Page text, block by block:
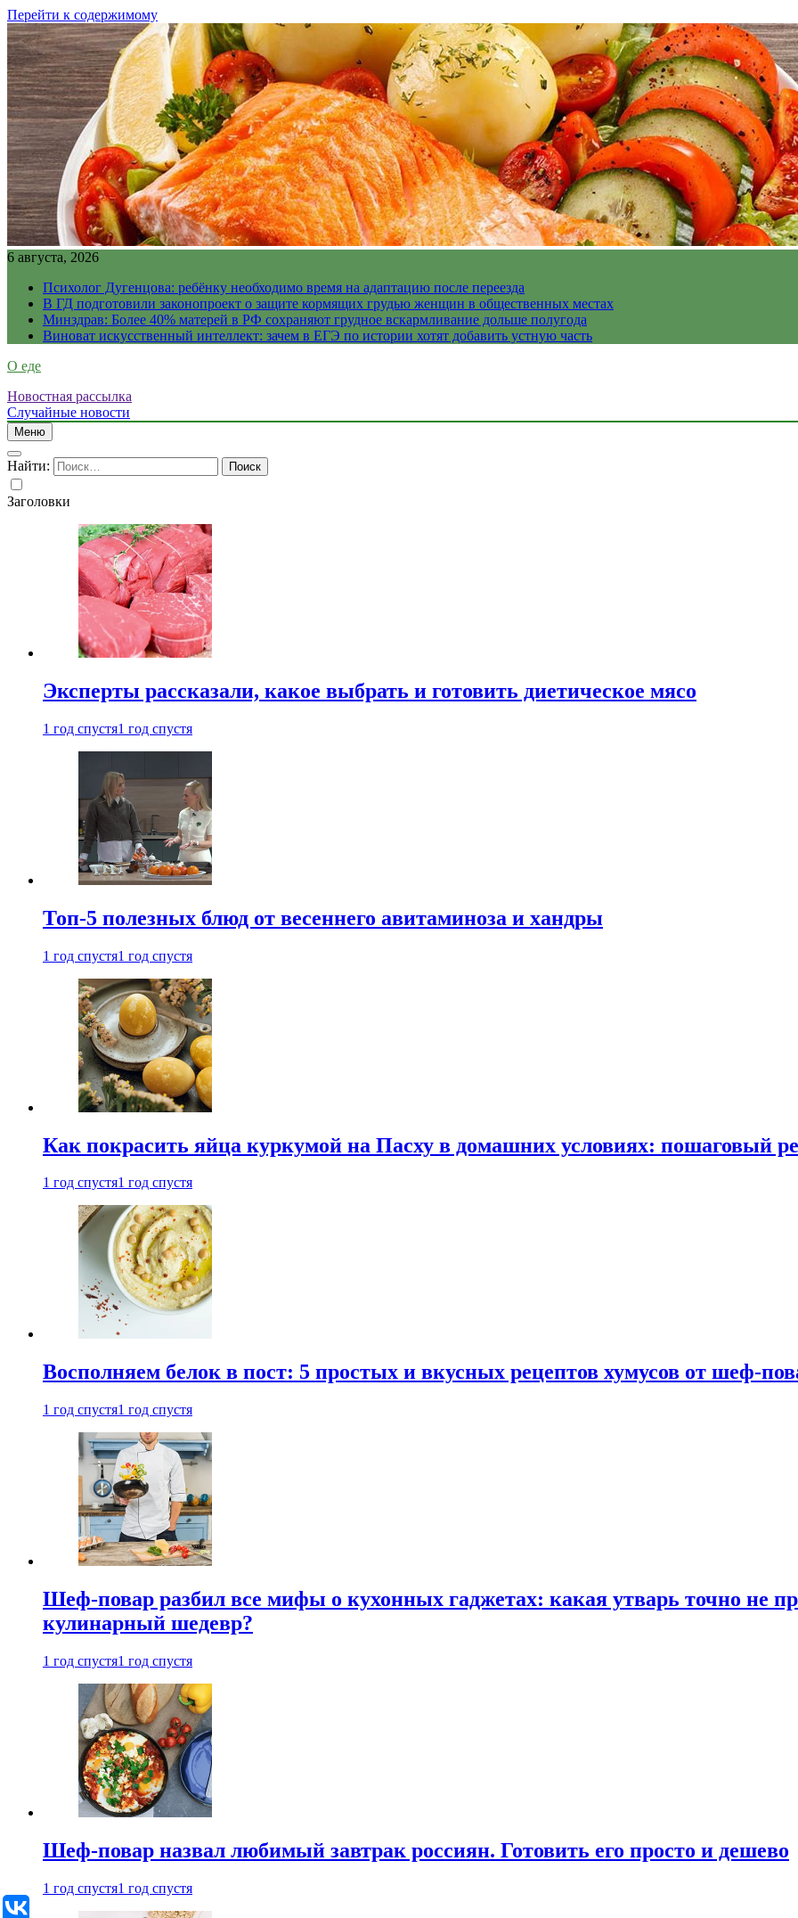
Перейти к содержимому
6 августа, 2026
Психолог Дугенцова: ребёнку необходимо время на адаптацию после переезда
В ГД подготовили законопроект о защите кормящих грудью женщин в общественных местах
Минздрав: Более 40% матерей в РФ сохраняют грудное вскармливание дольше полугода
Виноват искусственный интеллект: зачем в ЕГЭ по истории хотят добавить устную часть
О еде
Новостная рассылка
Случайные новости
Меню
Найти:
Заголовки
Эксперты рассказали, какое выбрать и готовить диетическое мясо
1 год спустя1 год спустя
Топ-5 полезных блюд от весеннего авитаминоза и хандры
1 год спустя1 год спустя
Как покрасить яйца куркумой на Пасху в домашних условиях: пошаговый
1 год спустя1 год спустя
Восполняем белок в пост: 5 простых и вкусных рецептов хумусов от шеф-
1 год спустя1 год спустя
Шеф-повар разбил все мифы о кухонных гаджетах: какая утварь точно не
кулинарный шедевр?
1 год спустя1 год спустя
Шеф-повар назвал любимый завтрак россиян. Готовить его просто и дешево
1 год спустя1 год спустя